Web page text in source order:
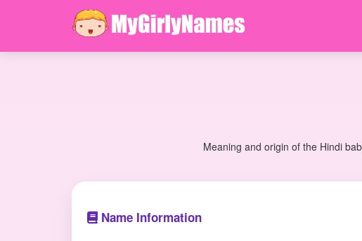
Meaning and origin of the Hindi
Name Information